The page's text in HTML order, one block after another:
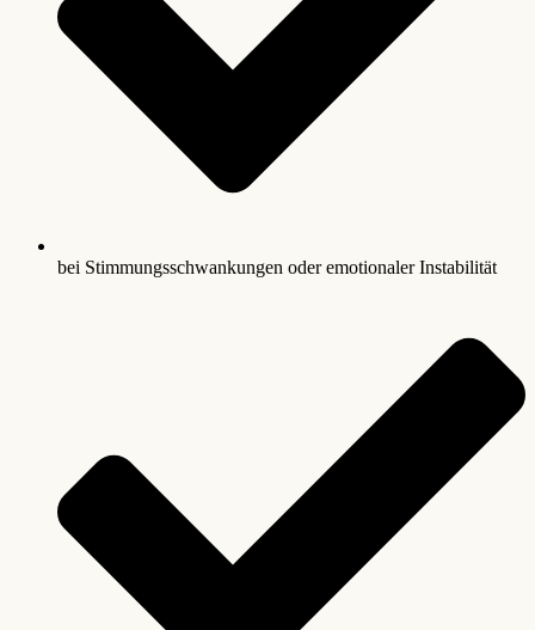
bei Stimmungsschwankungen oder emotionaler Instabilität